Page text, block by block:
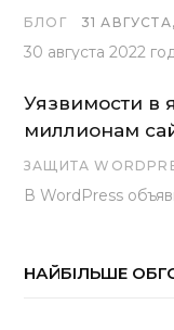
БЛОГ 31
Уязвимости в
миллионам
ЗАЩИТА
НАЙБІЛЬШЕ